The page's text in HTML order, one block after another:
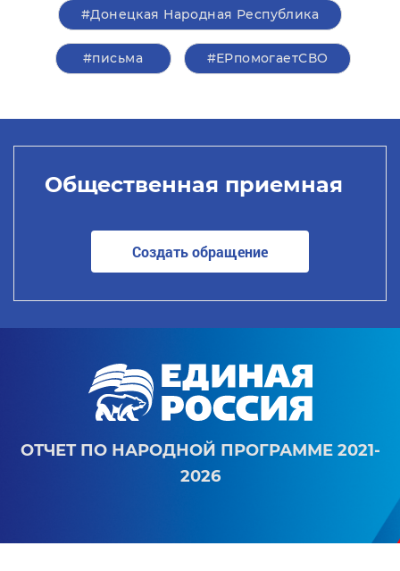
#Донецкая Народная Республика
#письма #ЕРпомогаетСВО
Общественная приемная
Создать обращение
ОТЧЕТ ПО НАРОДНОЙ ПРОГРАММЕ 2021-
2026